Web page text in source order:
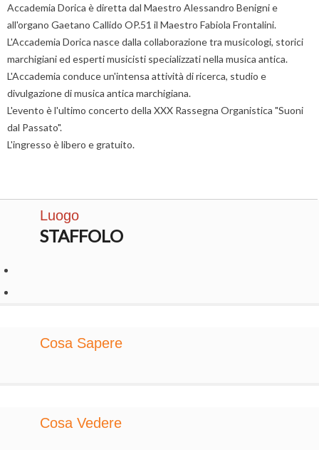
Accademia Dorica è diretta dal Maestro Alessandro Benigni e
all'organo Gaetano Callido OP.51 il Maestro Fabiola Frontalini.
L'Accademia Dorica nasce dalla collaborazione tra musicologi, storici
marchigiani ed esperti musicisti specializzati nella musica antica.
L'Accademia conduce un'intensa attività di ricerca, studio e
divulgazione di musica antica marchigiana.
L'evento è l'ultimo concerto della XXX Rassegna Organistica "Suoni
dal Passato".
L'ingresso è libero e gratuito.
Luogo
STAFFOLO
Cosa Sapere
Cosa Vedere